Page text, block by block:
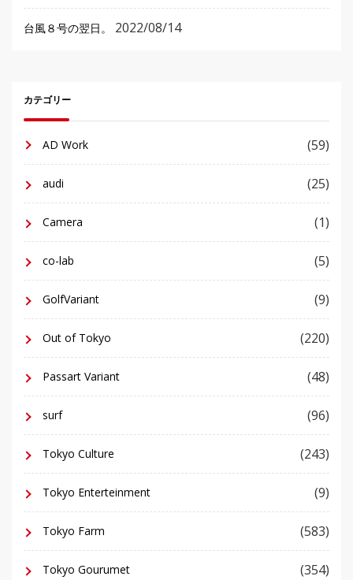
台風８号の翌日。 2022/08/14
カテゴリー
AD Work (59)
audi (25)
Camera (1)
co-lab (5)
GolfVariant (9)
Out of Tokyo (220)
Passart Variant (48)
surf (96)
Tokyo Culture (243)
Tokyo Enterteinment (9)
Tokyo Farm (583)
Tokyo Gourumet (354)